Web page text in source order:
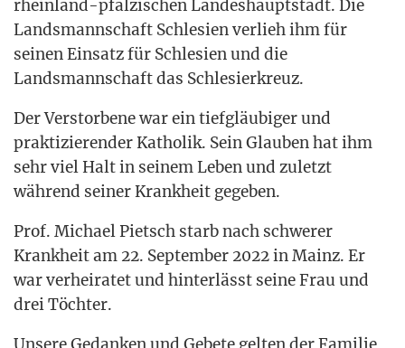
rhein­land-pfäl­zi­schen Lan­des­haupt­stadt. Die
Lands­mann­schaft Schle­si­en ver­lieh ihm für
sei­nen Ein­satz für Schle­si­en und die
Lands­mann­schaft das Schlesierkreuz.
Der Ver­stor­be­ne war ein tief­gläu­bi­ger und
prak­ti­zie­ren­der Katho­lik. Sein Glau­ben hat ihm
sehr viel Halt in sei­nem Leben und zuletzt
wäh­rend sei­ner Krank­heit gegeben.
Prof. Micha­el Pietsch starb nach schwe­rer
Krank­heit am 22. Sep­tem­ber 2022 in Mainz. Er
war ver­hei­ra­tet und hin­ter­lässt sei­ne Frau und
drei Töchter.